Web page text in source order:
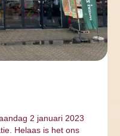
2 januari 2023
Helaas is het ons